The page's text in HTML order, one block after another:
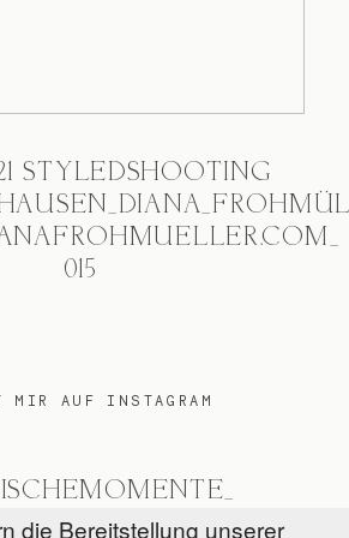
STYLEDSHOOTING
015
MIR AUF INSTAGRAM
die Bereitstellung unserer